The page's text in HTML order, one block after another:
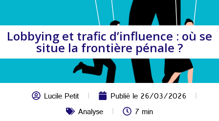
Lobbying et trafic d’influence : où se
situe la frontière pénale ?
Lucile Petit Publié le26/03/2026
Analyse
7 min